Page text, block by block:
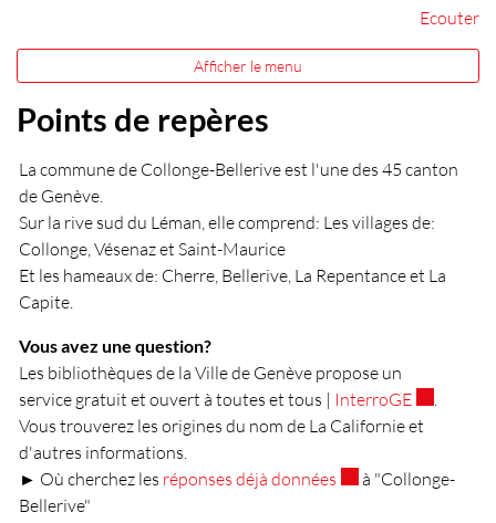
Ecouter
Afficher le menu
Points de repères
La commune de Collonge-Bellerive est l'une des 45 canton
de Genève.
Sur la rive sud du Léman, elle comprend: Les villages de:
Collonge, Vésenaz et Saint-Maurice
Et les hameaux de: Cherre, Bellerive, La Repentance et La
Capite.
Vous avez une question?
Les bibliothèques de la Ville de Genève propose un
service gratuit et ouvert à toutes et tous | InterroGECe lien
Vous trouverez les origines du nom de La Californie et
d'autres informations.
► Où cherchez les réponses déjà données Ce lien externe va
à "Collonge-
Bellerive"